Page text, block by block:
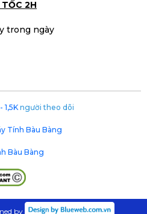
2H
trong ngày
1,5K người theo dõi
Tính Bàu Bàng
Bàu Bàng
by